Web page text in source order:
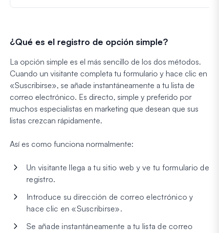
¿Qué es el registro de opción simple?
La opción simple es el más sencillo de los dos métodos.
Cuando un visitante completa tu formulario y hace clic en
«Suscribirse», se añade instantáneamente a tu lista de
correo electrónico. Es directo, simple y preferido por
muchos especialistas en marketing que desean que sus
listas crezcan rápidamente.
Así es como funciona normalmente:
Un visitante llega a tu sitio web y ve tu formulario de
registro.
Introduce su dirección de correo electrónico y
hace clic en «Suscribirse».
Se añade instantáneamente a tu lista de correo